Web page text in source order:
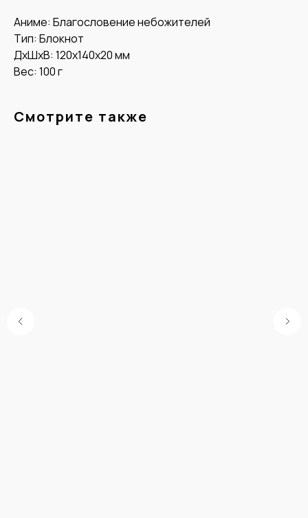
Аниме: Благословение небожителей
Тип: Блокнот
ДxШxВ: 120x140x20 мм
Вес: 100 г
Смотрите также